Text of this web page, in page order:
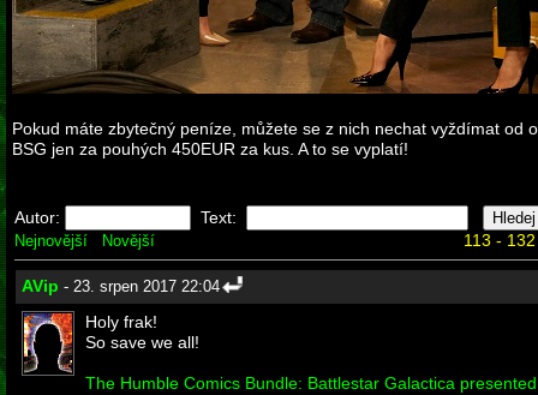
Pokud máte zbytečný peníze, můžete se z nich nechat vyždímat od
BSG jen za pouhých 450EUR za kus. A to se vyplatí!
Autor: Text:
Nejnovější Novější 113 -
AVip - 23. srpen 2017 22:04
Holy frak!
So save we all!
The Humble Comics Bundle: Battlestar Galactica